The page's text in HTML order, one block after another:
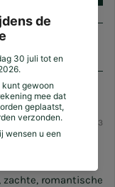
07/25/2023
Ik heb zalm
zachte, romantische